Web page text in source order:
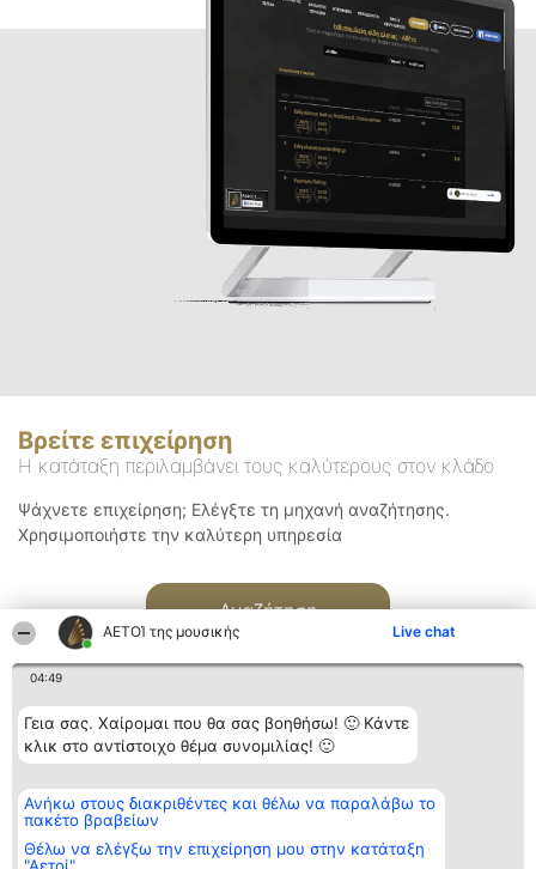
ΑΕΤΟΊ της μουσικής Live chat
04:49
Γεια σας. Χαίρομαι που θα σας βοηθήσω! 🙂 Κάντε
κλικ στο αντίστοιχο θέμα συνομιλίας! 🙂
Ανήκω στους διακριθέντες και θέλω να παραλάβω το
πακέτο βραβείων
Θέλω να ελέγξω την επιχείρηση μου στην κατάταξη
Βρείτε επιχείρηση
Η κατάταξη περιλαμβάνει τους καλύτερους στον κλάδο
Ψάχνετε επιχείρηση; Ελέγξτε τη μηχανή αναζήτησης.
Χρησιμοποιήστε την καλύτερη υπηρεσία
Αναζήτηση
Διοργανωτής της
κατάταξης
BEAUTIFUL COMPANY
ΤΗΛ. ΕΠΙΚΟΙΝΩΝΙΑΣ:
Κατάταξη
Διακριθέντες
των
διακριθέντων
Επικοινωνία
Επικοινωνία